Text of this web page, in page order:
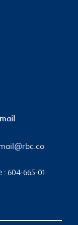
: 604-665-01